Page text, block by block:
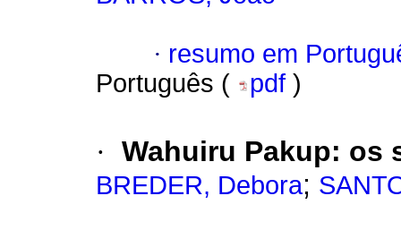
· resumo em
Português (
pdf )
· Wahuiru Pakup: os
BREDER, Debora;